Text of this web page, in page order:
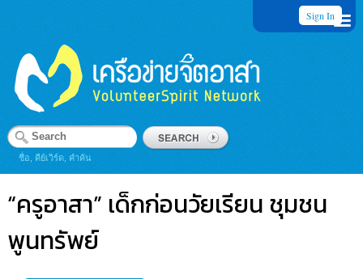
Sign In
ชื่อ, คีย์เวิร์ด, คำค้น
“ครูอาสา” เด็กก่อนวัยเรียน ชุมชน
พูนทรัพย์